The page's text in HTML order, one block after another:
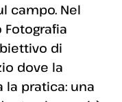
campo. Nel
di
dove la
pratica: una